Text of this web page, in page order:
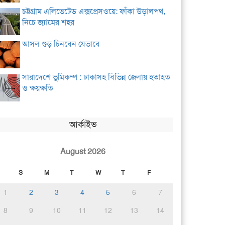
চট্টগ্রাম এলিভেটেড এক্সপ্রেসওয়ে: ফাঁকা উড়ালপথ,
নিচে জ্যামের শহর
আসল গুড় চিনবেন যেভাবে
সারাদেশে ভূমিকম্প : ঢাকাসহ বিভিন্ন জেলায় হতাহত
ও ক্ষয়ক্ষতি
আর্কাইভ
August 2026
S M T W T F
1 2 3 4 5 6
7
8
9 10 11 12 13
14